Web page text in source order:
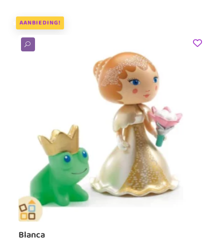
AANBIEDING!
Blanca
U